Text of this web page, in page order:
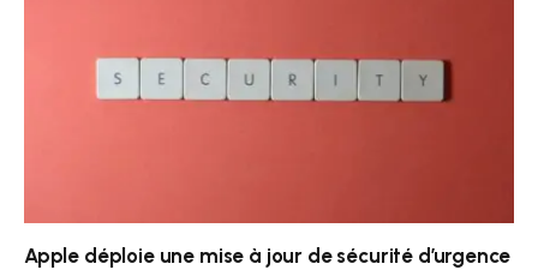
Apple déploie une mise à jour de sécurité d’urgence